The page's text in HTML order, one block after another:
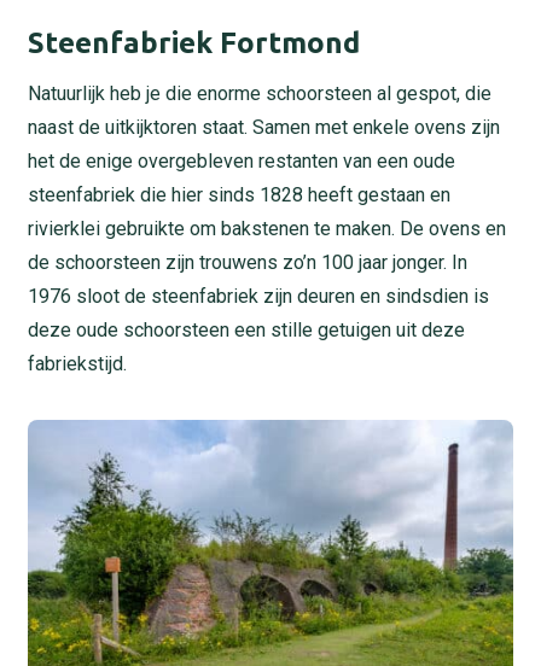
Steenfabriek Fortmond
Natuurlijk heb je die enorme schoorsteen al gespot, die
naast de uitkijktoren staat. Samen met enkele ovens zijn
het de enige overgebleven restanten van een oude
steenfabriek die hier sinds 1828 heeft gestaan en
rivierklei gebruikte om bakstenen te maken. De ovens en
de schoorsteen zijn trouwens zo’n 100 jaar jonger. In
1976 sloot de steenfabriek zijn deuren en sindsdien is
deze oude schoorsteen een stille getuigen uit deze
fabriekstijd.